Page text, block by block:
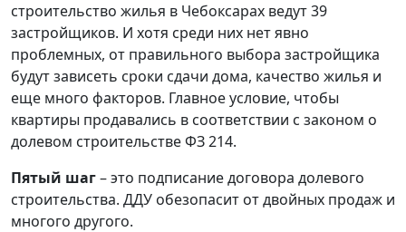
строительство жилья в Чебоксарах ведут 39
застройщиков. И хотя среди них нет явно
проблемных, от правильного выбора застройщика
будут зависеть сроки сдачи дома, качество жилья и
еще много факторов. Главное условие, чтобы
квартиры продавались в соответствии с законом о
долевом строительстве ФЗ 214.
Пятый шаг– это подписание договора долевого
строительства. ДДУ обезопасит от двойных продаж и
многого другого.